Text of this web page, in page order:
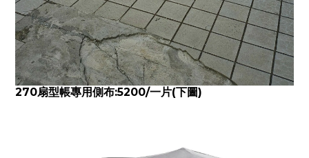
270扇型帳專用側布:5200/一片(下圖)